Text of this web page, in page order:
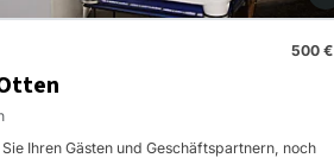
500 €
Sie Ihren Gästen und Geschäftspartnern, noch